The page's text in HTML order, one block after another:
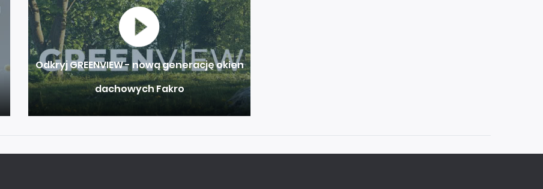
Odkryj GREENVIEW - nową generację okien
dachowych Fakro